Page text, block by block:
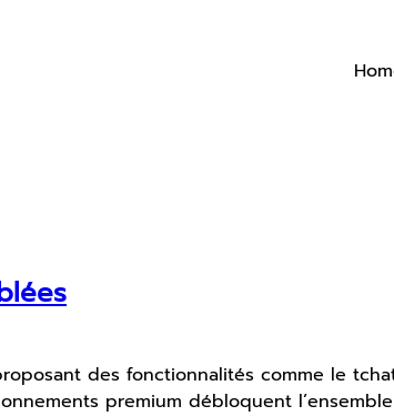
des fonctionnalités comme le
premium débloquent